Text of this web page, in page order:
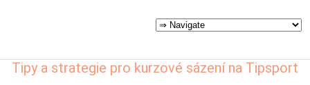
Tipy a strategie pro kurzové sázení na Tipsport